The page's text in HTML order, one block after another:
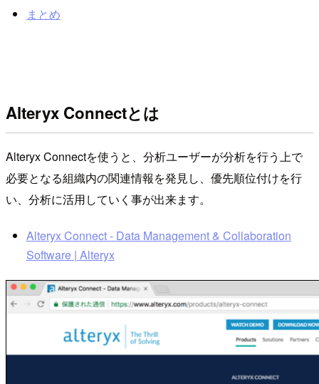
まとめ
Alteryx Connectとは
Alteryx Connectを使うと、分析ユーザーが分析を行う上で
必要となる組織内の関連情報を発見し、優先順位付けを行
い、分析に活用していく事が出来ます。
Alteryx Connect - Data Management & Collaboration
Software | Alteryx